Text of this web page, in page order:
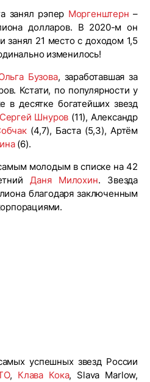
занял рэпер Моргенштерн –
долларов. В 2020-м он
занял 21 место с доходом 1,5
изменилось!
Бузова, заработавшая за
Кстати, по популярности у
в десятке богатейших звезд
Сергей Шнуров (11), Александр
(4,7), Баста (5,3), Артём
(6).
молодым в списке на 42
Даня Милохин. Звезда
благодаря заключенным
успешных звезд России
, Клава Кока, Slava Marlow,